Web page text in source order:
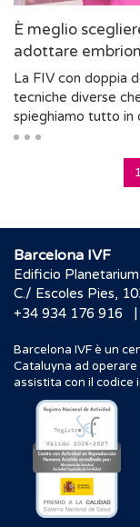
È meglio
adottare
La FIV con doppia
tecniche diverse
spieghiamo tutto in
1
Barcelona IVF
Edificio Planetarium
C./ Escoles Pies,
+34 934 176 916
|
Barcelona IVF è un
Cataluyna ad
assistita con il codice